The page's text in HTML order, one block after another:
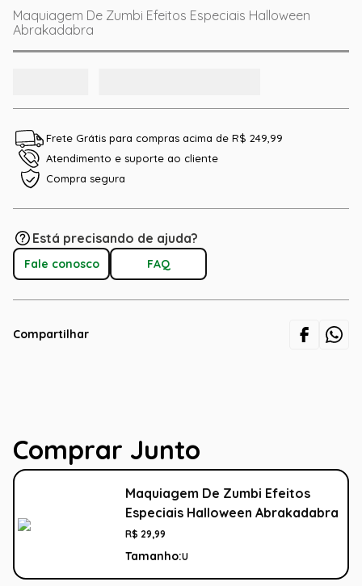
Maquiagem De Zumbi Efeitos Especiais Halloween
Abrakadabra
Frete Grátis para compras acima de R$ 249,99
Atendimento e suporte ao cliente
Compra segura
Está precisando de ajuda?
Fale conosco FAQ
Compartilhar
Comprar Junto
Maquiagem De Zumbi Efeitos
Especiais Halloween Abrakadabra
R$ 29,99
Tamanho:U